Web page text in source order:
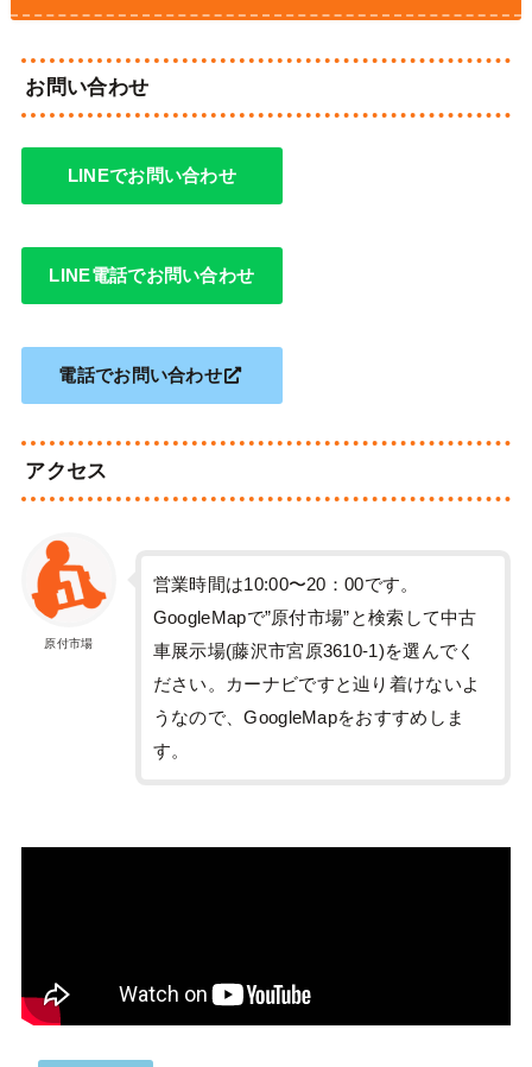
お問い合わせ
LINEでお問い合わせ
LINE電話でお問い合わせ
電話でお問い合わせ
アクセス
原付市場
営業時間は10:00〜20：00です。
GoogleMapで”原付市場”と検索して中古
車展示場(藤沢市宮原3610-1)を選んでく
ださい。カーナビですと辿り着けないよ
うなので、GoogleMapをおすすめしま
す。